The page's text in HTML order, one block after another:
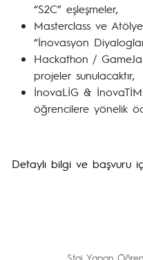
“S2C” eşleşmeler,
Masterclass ve
“İnovasyon
Hackathon /
projeler sunulacaktır,
İnovaLİG &
öğrencilere yönelik
Detaylı bilgi ve başvuru
Staj Yapan